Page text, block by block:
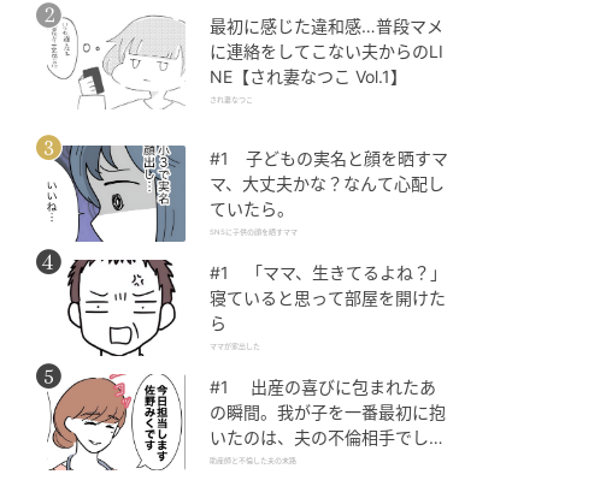
最初に感じた違和感…普段マメ
に連絡をしてこない夫からのLI
NE【され妻なつこ Vol.1】
され妻なつこ
#1 子どもの実名と顔を晒すマ
マ、大丈夫かな？なんて心配し
ていたら。
SNSに子供の顔を晒すママ
#1 「ママ、生きてるよね？」
寝ていると思って部屋を開けた
ら
ママが家出した
#1 出産の喜びに包まれたあ
の瞬間。我が子を一番最初に抱
いたのは、夫の不倫相手でし
た。
助産師と不倫した夫の末路